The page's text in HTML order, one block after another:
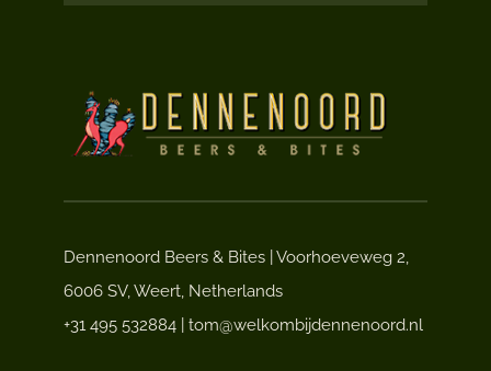
Dennenoord Beers & Bites | Voorhoeveweg 2,
6006 SV, Weert, Netherlands
+31 495 532884 | tom@welkombijdennenoord.nl